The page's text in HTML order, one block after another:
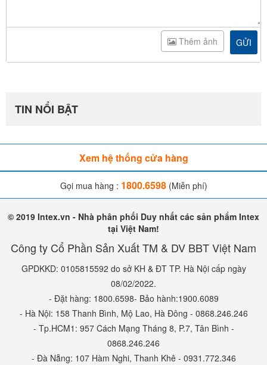
GỬI
Thêm ảnh
TIN NỔI BẬT
Xem hệ thống cửa hàng
Gọi mua hàng : 1800.6598(Miễn phí)
© 2019 Intex.vn - Nhà phân phối Duy nhất các sản phẩm Intex
tại Việt Nam!
Công ty Cổ Phần Sản Xuất TM & DV BBT Việt Nam
GPDKKD: 0105815592 do sở KH & ĐT TP. Hà Nội cấp ngày
08/02/2022.
- Đặt hàng: 1800.6598- Bảo hành:1900.6089
- Hà Nội: 158 Thanh Bình, Mộ Lao, Hà Đông - 0868.246.246
- Tp.HCM1: 957 Cách Mạng Tháng 8, P.7, Tân Bình -
0868.246.246
- Đà Nẵng: 107 Hàm Nghi, Thanh Khê - 0931.772.346